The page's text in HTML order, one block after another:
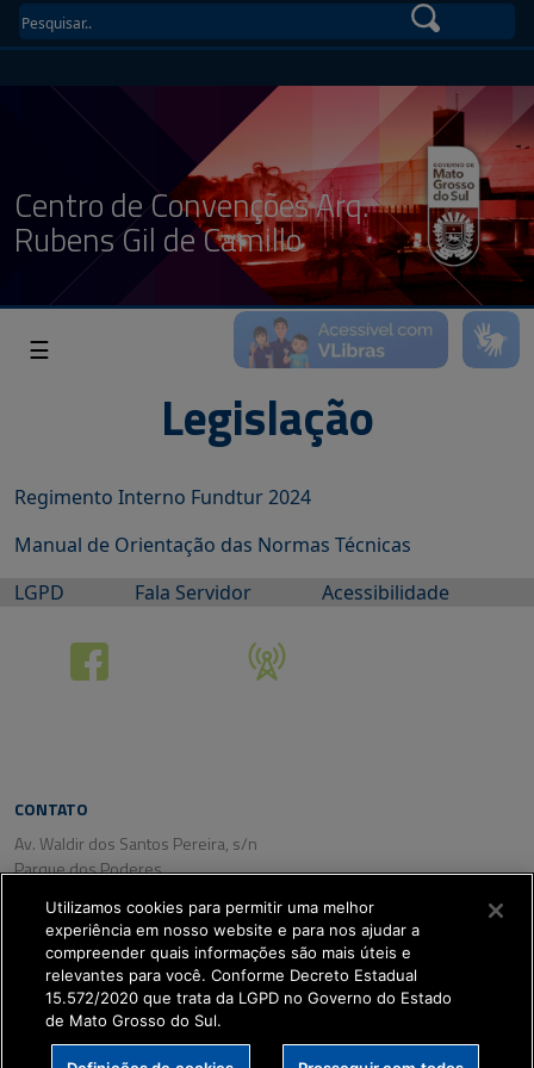
Centro de Convenções Arq.
Rubens Gil de Camillo
☰
Legislação
Regimento Interno Fundtur 2024
Manual de Orientação das Normas Técnicas
LGPD
Fala Servidor Acessibilidade
CONTATO
Av. Waldir dos Santos Pereira, s/n
Parque dos Poderes
Campo Grande/ MS
Tel. (67) 3318-2800
Fax: (67) 3318-2809
Utilizamos cookies para permitir uma melhor
experiência em nosso website e para nos ajudar a
compreender quais informações são mais úteis e
relevantes para você. Conforme Decreto Estadual
15.572/2020 que trata da LGPD no Governo do Estado
de Mato Grosso do Sul.